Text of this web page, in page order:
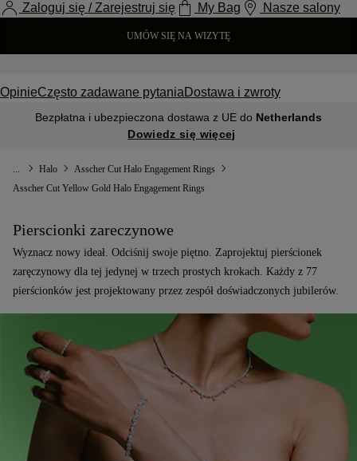
Zaloguj się / Zarejestruj się My Bag Nasze salony
UMÓW SIĘ NA WIZYTĘ
OpinieCzęsto zadawane pytaniaDostawa i zwroty
Bezpłatna i ubezpieczona dostawa z UE do Netherlands
Dowiedz się więcej
... Halo
Asscher Cut Halo Engagement Rings
Asscher Cut Yellow Gold Halo Engagement Rings
Pierscionki zareczynowe
Wyznacz nowy ideał. Odciśnij swoje piętno. Zaprojektuj pierścionek
zaręczynowy dla tej jedynej w trzech prostych krokach. Każdy z 77
pierścionków jest projektowany przez zespół doświadczonych jubilerów.